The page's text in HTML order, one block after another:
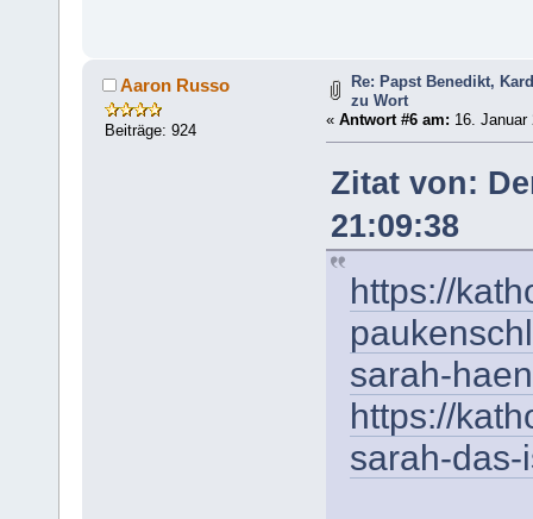
Aaron Russo
Beiträge: 924
Re: Papst Benedikt,
zu Wort
« Antwort #6 am: 16. Januar
Zitat von:
21:09:38
https://
sarah-
https://
sarah-